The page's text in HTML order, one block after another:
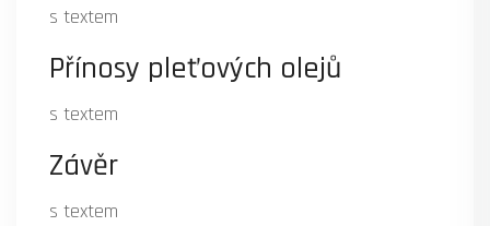
s textem
Přínosy pleťových olejů
s textem
Závěr
s textem